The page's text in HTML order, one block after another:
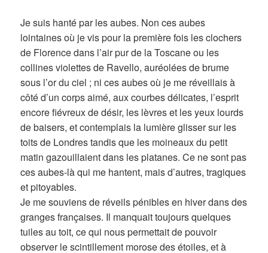
Je suis hanté par les aubes. Non ces aubes
lointaines où je vis pour la première fois les clochers
de Florence dans l’air pur de la Toscane ou les
collines violettes de Ravello, auréolées de brume
sous l’or du ciel ; ni ces aubes où je me réveillais à
côté d’un corps aimé, aux courbes délicates, l’esprit
encore fiévreux de désir, les lèvres et les yeux lourds
de baisers, et contemplais la lumière glisser sur les
toits de Londres tandis que les moineaux du petit
matin gazouillaient dans les platanes. Ce ne sont pas
ces aubes-là qui me hantent, mais d’autres, tragiques
et pitoyables.
Je me souviens de réveils pénibles en hiver dans des
granges françaises. Il manquait toujours quelques
tuiles au toit, ce qui nous permettait de pouvoir
observer le scintillement morose des étoiles, et à